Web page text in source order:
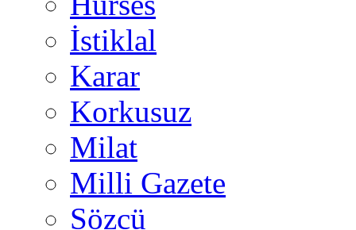
İstiklal
Karar
Korkusuz
Milat
Milli Gazete
Sözcü